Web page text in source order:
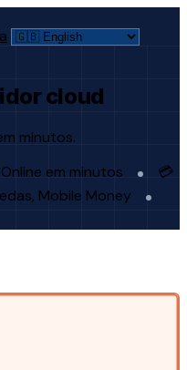
cloud
minutos.
Online em minutos
💳
Mobile Money